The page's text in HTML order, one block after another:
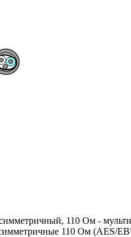
110 Ом -
110 Ом (AES/